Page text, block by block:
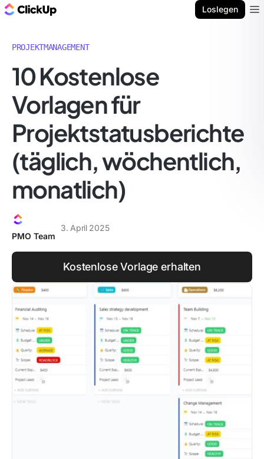
Loslegen
PROJEKTMANAGEMENT
10 Kostenlose
Vorlagen für
Projektstatusberichte
(täglich, wöchentlich,
monatlich)
PMO Team
3. April 2025
Kostenlose Vorlage erhalten